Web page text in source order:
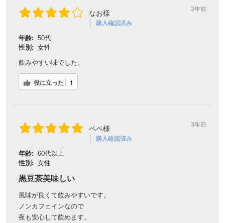
なお様
購入確認済み
3年前
年齢: 50代
性別: 女性
飲みやすい味でした。
役に立った 1
ペペ様
購入確認済み
3年前
年齢: 60代以上
性別: 女性
黒豆茶美味しい
風味が良くて飲みやすいです。
ノンカフェインなので
夜も安心して飲めます。